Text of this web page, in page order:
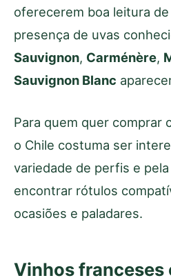
oferecerem boa leitura
presença de uvas
Sauvignon, Carménère,
Sauvignon Blanc
Para quem quer comprar
o Chile costuma ser
variedade de perfis e
encontrar rótulos
ocasiões e paladares.
Vinhos franceses